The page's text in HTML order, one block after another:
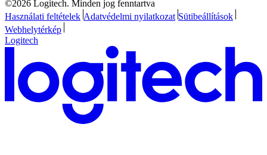
©2026 Logitech. Minden jog fenntartva
Használati feltételek Adatvédelmi nyilatkozat Sütibeállítások
Webhelytérkép
Logitech